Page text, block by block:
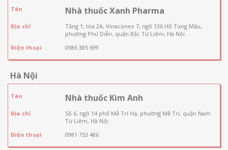
Tên Nhà thuốc Xanh Pharma
Địa chỉ
Tầng 1, tòa 2A, Vinaconex 7, ngõ 136 Hồ Tùng Mậu,
phường Phú Diễn, quận Bắc Từ Liêm, Hà Nội
Điện thoại
0986 385 699
Hà Nội
Tên Nhà thuốc Kim Anh
Địa chỉ
Số 6, ngõ 14 phố Mễ Trì Hạ, phường Mễ Trì, quận Nam
Từ Liêm, Hà Nội
Điện thoại
0981 753 486